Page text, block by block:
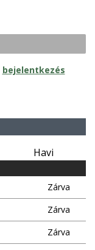
bejelentkezés
Havi
Zárva
Zárva
Zárva